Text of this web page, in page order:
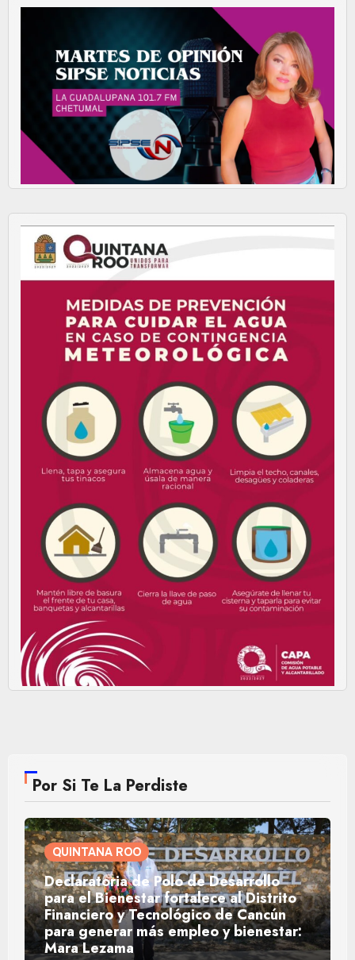
Por Si Te La Perdiste
QUINTANA ROO
Declaratoria de Polo de Desarrollo
para el Bienestar fortalece al Distrito
Financiero y Tecnológico de Cancún
para generar más empleo y bienestar:
Mara Lezama